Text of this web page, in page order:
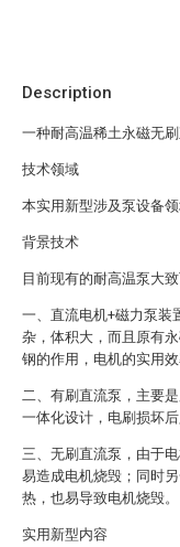
Description
一种耐高温稀土永磁无
技术领域
本实用新型涉及泵设备
背景技术
目前现有的耐高温泵大
一、直流电机+磁力泵装
杂，体积大，而且原有
钢的作用，电机的实用效
二、有刷直流泵，主要
一体化设计，电刷损坏
三、无刷直流泵，由于
易造成电机烧毁；同时
热，也易导致电机烧毁。
实用新型内容